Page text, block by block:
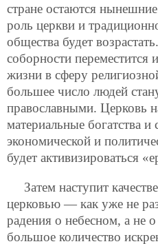
стране остаются
роль церкви и
общества будет
соборности
жизни в сферу
большее число людей
православными. Церковь
материальные богатства и
экономической и
будет активизироваться
Затем наступит
церковью — как уже не
радения о небесном, а не
большое количество